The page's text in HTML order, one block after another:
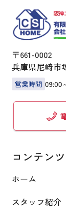
〒661-0002
兵庫県尼崎市
営業時間 09:00
コンテンツ
ホーム
スタッフ紹介